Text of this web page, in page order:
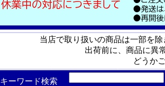
当店で取り扱いの商品は一部を
出荷前に、商品に異
どうか
キーワード検索